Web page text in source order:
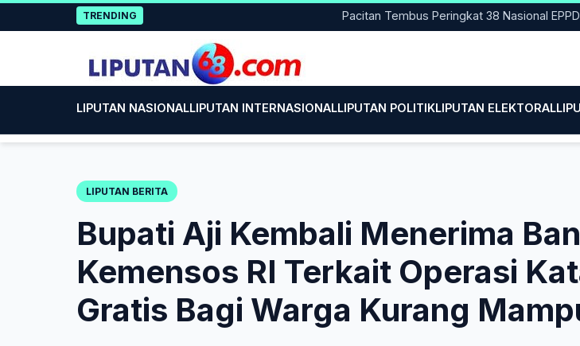
to
TRENDING Pacitan Tembus Peringkat 38 Nasional EPPD
LIPUTAN NASIONALLIPUTAN INTERNASIONALLIPUTAN POLITIKLIPUTAN ELEKTORAL
LIPUTAN BERITA
Bupati Aji Kembali Menerima
Kemensos RI Terkait Operasi
Gratis Bagi Warga Kurang